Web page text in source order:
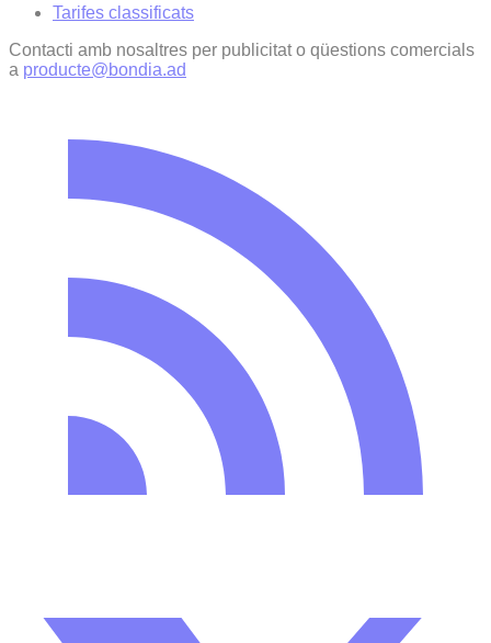
Tarifes classificats
Contacti amb nosaltres per publicitat o qüestions comercials
a producte@bondia.ad